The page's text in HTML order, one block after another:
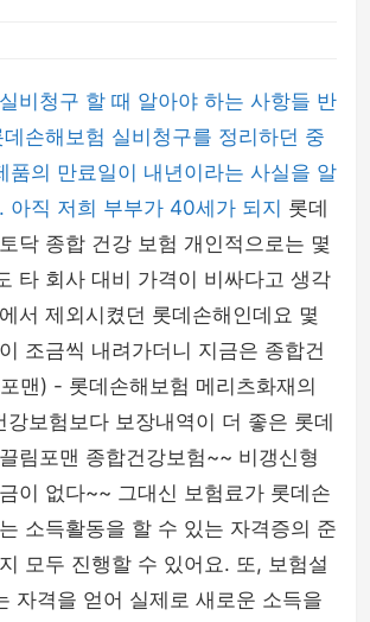
비청구 할 때 알아야 하는 사항들 반
손해보험 실비청구를 정리하던 중
품의 만료일이 내년이라는 사실을 알
아직 저희 부부가 40세가 되지 롯데
닥 종합 건강 보험 개인적으로는 몇
타 회사 대비 가격이 비싸다고 생각
서 제외시켰던 롯데손해인데요 몇
조금씩 내려가더니 지금은 종합건
맨) - 롯데손해보험 메리츠화재의
강보험보다 보장내역이 더 좋은 롯데
림포맨 종합건강보험~~ 비갱신형
이 없다~~ 그대신 보험료가 롯데손
소득활동을 할 수 있는 자격증의 준
모두 진행할 수 있어요. 또, 보험설
자격을 얻어 실제로 새로운 소득을